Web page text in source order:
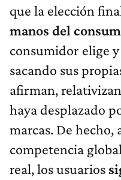
que la elección
manos del
consumidor elige
sacando sus
afirman,
haya desplazado
marcas. De hecho,
competencia
real, los usuarios